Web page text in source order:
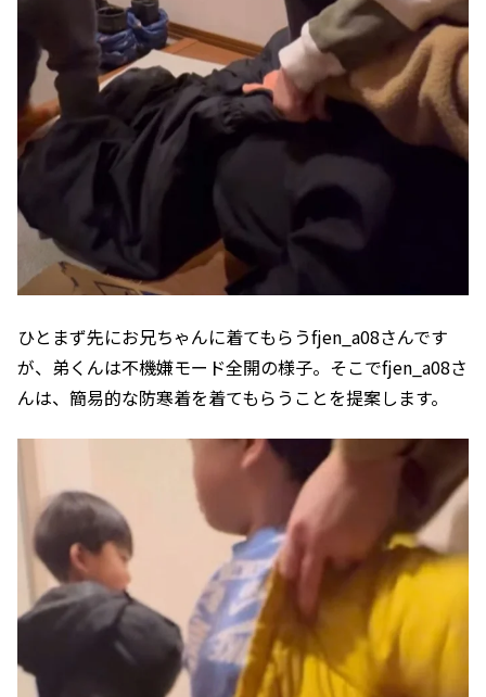
ひとまず先にお兄ちゃんに着てもらうfjen_a08さんです
が、弟くんは不機嫌モード全開の様子。そこでfjen_a08さ
んは、簡易的な防寒着を着てもらうことを提案します。